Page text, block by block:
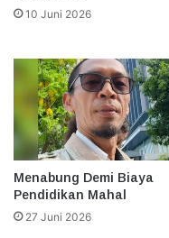
10 Juni 2026
Menabung Demi Biaya
Pendidikan Mahal
27 Juni 2026